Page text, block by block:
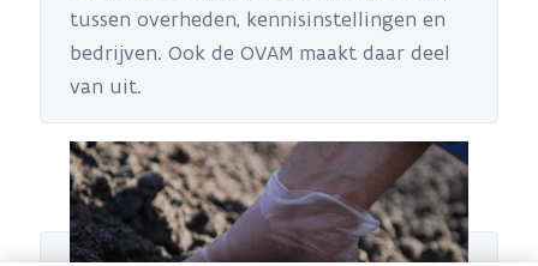
tussen overheden, kennisinstellingen en
bedrijven. Ook de OVAM maakt daar deel
van uit.